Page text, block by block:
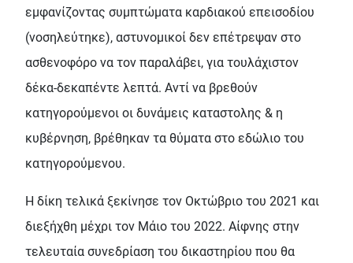
εµφανίζοντας συµπτώµατα καρδιακού επεισοδίου
(νοσηλεύτηκε), αστυνοµικοί δεν επέτρεψαν στο
ασθενοφόρο να τον παραλάβει, για τουλάχιστον
δέκα-δεκαπέντε λεπτά. Αντί να βρεθούν
κατηγορούµενοι οι δυνάµεις καταστολης & η
κυβέρνηση, βρέθηκαν τα θύµατα στο εδώλιο του
κατηγορούµενου.
Η δίκη τελικά ξεκίνησε τον Οκτώβριο του 2021 και
διεξήχθη µέχρι τον Μάιο του 2022. Αίφνης στην
τελευταία συνεδρίαση του δικαστηρίου που θα